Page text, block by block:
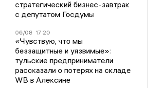
стратегический бизнес-завтрак
с депутатом Госдумы
06/08 17:20
«Чувствую, что мы
беззащитные и уязвимые»:
тульские предприниматели
рассказали о потерях на складе
WB в Алексине